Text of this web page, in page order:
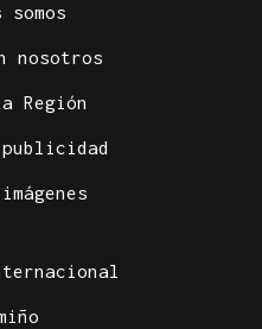
somos
nosotros
Región